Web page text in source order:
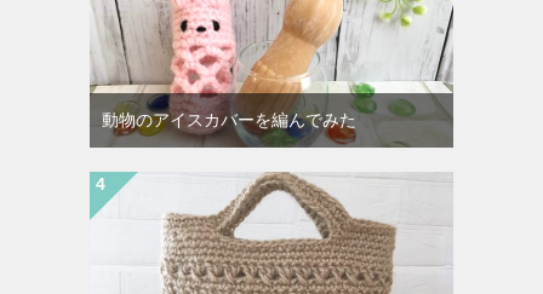
動物のアイスカバーを編んでみた